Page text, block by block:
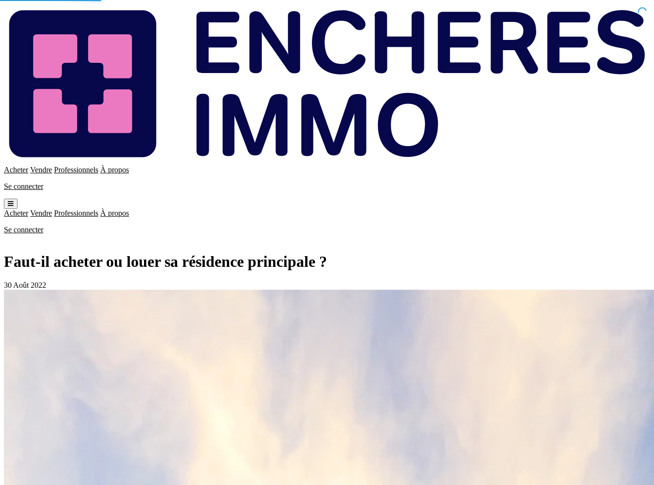
Immo
Acheter Vendre Professionnels À propos
Se connecter
Ouvrir
le
menu
Acheter Vendre Professionnels À propos
Se connecter
Faut-il acheter ou louer sa résidence principale ?
30 Août 2022